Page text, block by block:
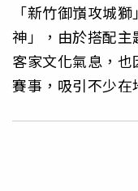
「新竹御嵿攻城
神」，由於搭配
客家文化氣息，
賽事，吸引不少在